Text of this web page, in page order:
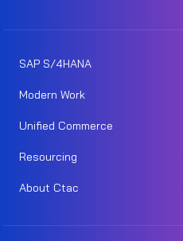
SAP S/4HANA
Modern Work
Unified Commerce
Resourcing
About Ctac